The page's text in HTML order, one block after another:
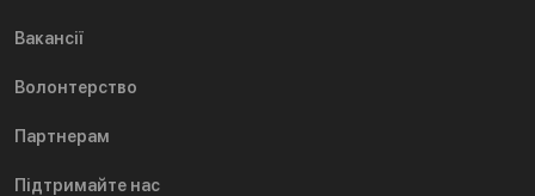
Вакансії
Волонтерство
Партнерам
Підтримайте нас